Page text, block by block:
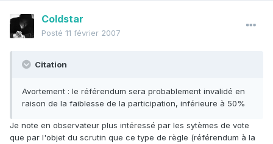
Coldstar
Posté 11 février 2007
Citation
Avortement : le référendum sera probablement invalidé en
raison de la faiblesse de la participation, inférieure à 50%
Je note en observateur plus intéressé par les sytèmes de vote
que par l'objet du scrutin que ce type de règle (référendum à la